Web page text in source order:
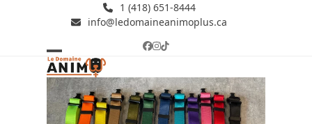
1 (418) 651-8444
info@ledomaineanimoplus.ca
Facebook
Instagram
Tiktok
Open
mobile
menu
Close
mobile
menu